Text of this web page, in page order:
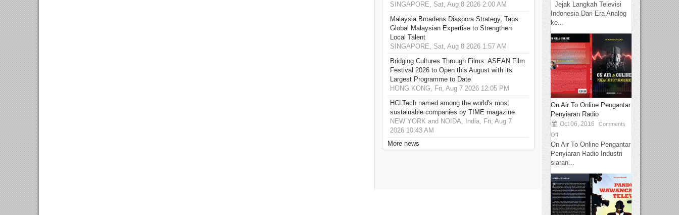
SINGAPORE, Sat, Aug 8 2026 2:00 AM
Malaysia Broadens Diaspora Strategy, Taps
Global Malaysian Expertise to Strengthen
Local Talent
SINGAPORE, Sat, Aug 8 2026 1:57 AM
Bridging Cultures Through Films: ASEAN Film
Festival 2026 to Open this August with its
Largest Programme to Date
HONG KONG, Fri, Aug 7 2026 12:05 PM
HCLTech named among the world's most
sustainable companies by TIME magazine
NEW YORK and NOIDA, India, Fri, Aug 7
2026 10:43 AM
More news
Jejak Langkah Televisi
Indonesia Dari Era Analog
ke...
On Air To Online Pengantar
Penyiaran Radio
Oct 06, 2016
Comments
Off
On Air To Online Pengantar
Penyiaran Radio Industri
siaran...